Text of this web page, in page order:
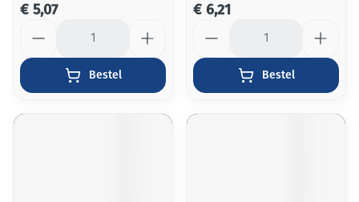
€ 5,07
Bestel
€ 6,21
Bestel